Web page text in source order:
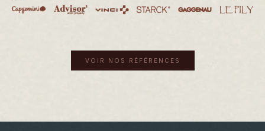
VOIR NOS RÉFÉRENCES